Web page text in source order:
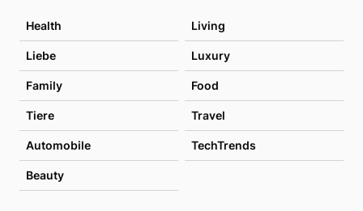
Health Living
Liebe Luxury
Family Food
Tiere Travel
Automobile TechTrends
Beauty